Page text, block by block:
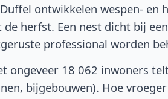
ontwikkelen wespen- en
de herfst. Een nest dicht bij
professional worden
ongeveer 18 062 inwoners
bijgebouwen). Hoe